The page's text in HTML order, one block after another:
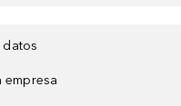
datos
empresa